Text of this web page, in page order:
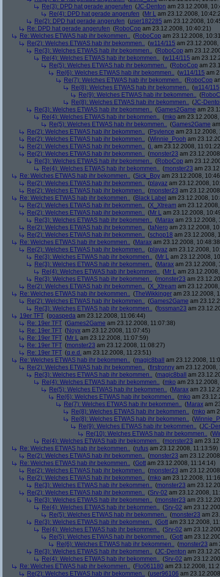
Re(3): DPD hat gerade angerufen (JC-Denton am 23.12.2008,
Re(4): DPD hat gerade angerufen (Mr L am 23.12.2008,
Re(2): DPD hat gerade angerufen (user182285 am 23.12.2008,
Re: DPD hat gerade angerufen (RoboCop am 23.12.2008, 10:40:21)
Re: Welches ETWAS hab ihr bekommen.. (RoboCop am 23.12.2008,
Re(2): Welches ETWAS hab ihr bekommen.. (w114/115 am
Re(3): Welches ETWAS hab ihr bekommen.. (RoboCop am
Re(4): Welches ETWAS hab ihr bekommen.. (w114/115 am
Re(5): Welches ETWAS hab ihr bekommen.. (RoboCop am
Re(6): Welches ETWAS hab ihr bekommen.. (w114/115 am
Re(7): Welches ETWAS hab ihr bekommen.. (RoboCop
Re(8): Welches ETWAS hab ihr bekommen.. (w114/115
Re(9): Welches ETWAS hab ihr bekommen.. (
Re(8): Welches ETWAS hab ihr bekommen.. (JC-
Re(3): Welches ETWAS hab ihr bekommen.. (Games2Game am
Re(4): Welches ETWAS hab ihr bekommen.. (mko am
Re(5): Welches ETWAS hab ihr bekommen.. (Games2Game
Re(2): Welches ETWAS hab ihr bekommen.. (Psylence am 23.12.2008,
Re(2): Welches ETWAS hab ihr bekommen.. (Winnie_Pooh am
Re(2): Welches ETWAS hab ihr bekommen.. (j. am 23.12.2008,
Re(2): Welches ETWAS hab ihr bekommen.. (monster23 am
Re(3): Welches ETWAS hab ihr bekommen.. (RoboCop am
Re(4): Welches ETWAS hab ihr bekommen.. (monster23 am
Re: Welches ETWAS hab ihr bekommen.. (Sick_Boy am 23.12.2008,
Re(2): Welches ETWAS hab ihr bekommen.. (playaz am 23.12.2008,
Re(2): Welches ETWAS hab ihr bekommen.. (monster23 am
Re: Welches ETWAS hab ihr bekommen.. (Black Label am 23.12.2008,
Re(2): Welches ETWAS hab ihr bekommen.. (X_Xtream am
Re(2): Welches ETWAS hab ihr bekommen.. (Mr L am 23.12.2008,
Re(3): Welches ETWAS hab ihr bekommen.. (Marax am 23.12.2008,
Re(2): Welches ETWAS hab ihr bekommen.. (taNero am 23.12.2008,
Re(2): Welches ETWAS hab ihr bekommen.. (schop18 am 23.12.2008,
Re: Welches ETWAS hab ihr bekommen.. (Marax am 23.12.2008,
Re(2): Welches ETWAS hab ihr bekommen.. (playaz am 23.12.2008,
Re(3): Welches ETWAS hab ihr bekommen.. (Mr L am 23.12.2008,
Re(3): Welches ETWAS hab ihr bekommen.. (Marax am 23.12.2008,
Re(4): Welches ETWAS hab ihr bekommen.. (Mr L am
Re(3): Welches ETWAS hab ihr bekommen.. (monster23 am
Re(2): Welches ETWAS hab ihr bekommen.. (X_Xtream am
Re: Welches ETWAS hab ihr bekommen.. (TheWikkinger am 23.12.2008,
Re(2): Welches ETWAS hab ihr bekommen.. (Games2Game am
Re(3): Welches ETWAS hab ihr bekommen.. (fossman23 am
19er TFT (goaspeda am 23.12.2008, 11:06:44)
Re: 19er TFT (Games2Game am 23.12.2008, 11:07:38)
Re: 19er TFT (Noyx am 23.12.2008, 11:07:45)
Re: 19er TFT (Mr L am 23.12.2008, 11:07:59)
Re: 19er TFT (monster23 am 23.12.2008, 11:08:27)
Re: 19er TFT (q.e.d. am 23.12.2008, 11:23:51)
Re: Welches ETWAS hab ihr bekommen.. (magic8ball
am 23.12.2008,
Re(2): Welches ETWAS hab ihr bekommen.. (firstronny am 23.12.2008,
Re(3): Welches ETWAS hab ihr bekommen.. (magic8ball
am
Re(4): Welches ETWAS hab ihr bekommen.. (mko am
Re(5): Welches ETWAS hab ihr bekommen.. (Marax am
Re(6): Welches ETWAS hab ihr bekommen.. (mko am
Re(7): Welches ETWAS hab ihr bekommen.. (Marax am
Re(8): Welches ETWAS hab ihr bekommen.. (mko am
Re(8): Welches ETWAS hab ihr bekommen.. (
Re(9): Welches ETWAS hab ihr bekommen.. (JC-
Re(10): Welches ETWAS hab ihr bekommen.. (
Re(4): Welches ETWAS hab ihr bekommen.. (monster23 am
Re: Welches ETWAS hab ihr bekommen.. (rufus am 23.12.2008, 11:13:59)
Re(2): Welches ETWAS hab ihr bekommen.. (monster23 am
Re: Welches ETWAS hab ihr bekommen.. (Gott am 23.12.2008, 11:14:14)
Re(2): Welches ETWAS hab ihr bekommen.. (monster23 am
Re(2): Welches ETWAS hab ihr bekommen.. (mko am 23.12.2008,
Re(3): Welches ETWAS hab ihr bekommen.. (monster23 am
Re(2): Welches ETWAS hab ihr bekommen.. (Srv-02 am 23.12.2008,
Re(3): Welches ETWAS hab ihr bekommen.. (monster23 am
Re(4): Welches ETWAS hab ihr bekommen.. (Srv-02 am
Re(5): Welches ETWAS hab ihr bekommen.. (monster23 am
Re(3): Welches ETWAS hab ihr bekommen.. (Gott am 23.12.2008,
Re(4): Welches ETWAS hab ihr bekommen.. (Srv-02 am
Re(5): Welches ETWAS hab ihr bekommen.. (Gott am
Re(6): Welches ETWAS hab ihr bekommen.. (monster23 am
Re(3): Welches ETWAS hab ihr bekommen.. (JC-Denton am
Re(4): Welches ETWAS hab ihr bekommen.. (Srv-02 am
Re: Welches ETWAS hab ihr bekommen.. (Flo061180 am 23.12.2008,
Re(2): Welches ETWAS hab ihr bekommen.. (user96106 am